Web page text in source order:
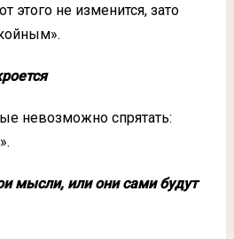
этого не изменится, зато
невозможно спрятать:
мысли, или они сами будут